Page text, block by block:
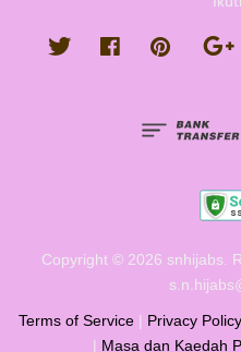
Twitter FacebookPinterest
Copyright © 2026 snhijabs.
Terms of Service| Privacy Policy
| Masa dan Kaedah